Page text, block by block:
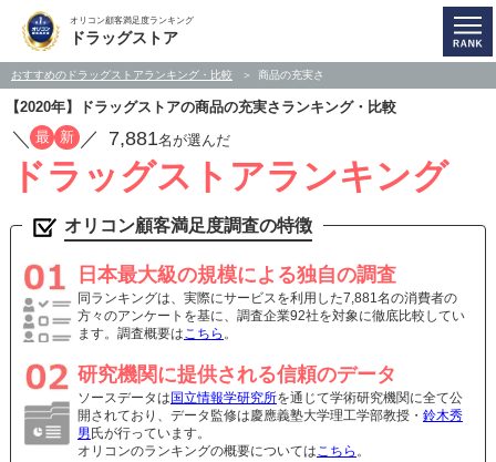
オリコン顧客満足度ランキング
ドラッグストア
おすすめのドラッグストアランキング・比較 商品の充実さ
【2020年】ドラッグストアの商品の充実さランキング・比較
／ 最 新 ／ 7,881名が選んだ
ドラッグストアランキング
オリコン顧客満足度調査の特徴
日本最大級の規模による独自の調査
同ランキングは、実際にサービスを利用した7,881名の消費者の
方々のアンケートを基に、調査企業92社を対象に徹底比較してい
ます。調査概要はこちら 。
研究機関に提供される信頼のデータ
ソースデータは 国立情報学研究所を通じて学術研究機関に全て公
開されており、データ監修は慶應義塾大学理工学部教授・ 鈴木秀
男 氏が行っています。
オリコンのランキングの概要についてはこちら 。